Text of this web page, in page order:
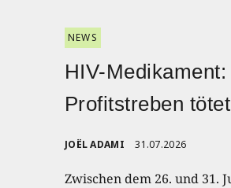
NEWS
HIV-Medikament:
Profitstreben tötet
JOËL ADAMI 31.07.2026
Zwischen dem 26. und 31.